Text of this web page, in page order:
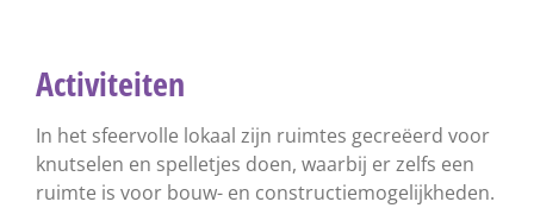
Activiteiten
In het sfeervolle lokaal zijn ruimtes gecreëerd voor
knutselen en spelletjes doen, waarbij er zelfs een
ruimte is voor bouw- en constructiemogelijkheden.